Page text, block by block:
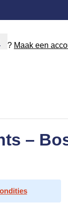
Maak een
–